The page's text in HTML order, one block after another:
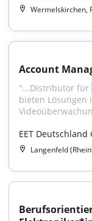
Wermelskirchen,
Account
"...Distributor für
bieten Lösungen
EET Deutschland
Langenfeld